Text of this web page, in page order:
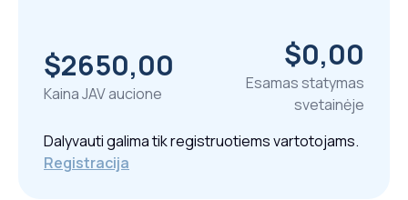
$2650,00
Kaina JAV aucione
$0,00
Esamas statymas
svetainėje
Dalyvauti galima tik registruotiems vartotojams.
Registracija